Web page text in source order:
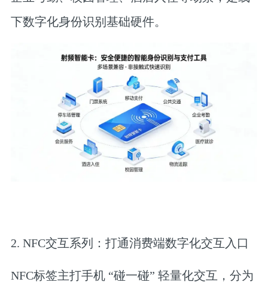
下数字化身份识别基础硬件。
2. NFC交互系列：打通消费端数字化交互入口
NFC标签主打手机 “碰一碰” 轻量化交互，分为